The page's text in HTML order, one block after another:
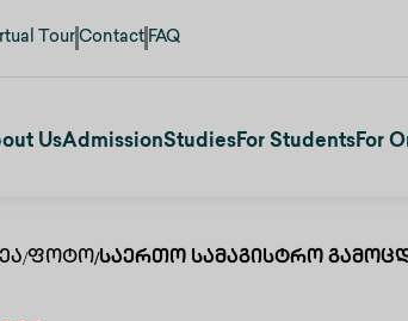
TourContact FAQ
UsAdmissionStudiesFor StudentsFor
/Ფოტო/Საერთო Სამაგისტრო